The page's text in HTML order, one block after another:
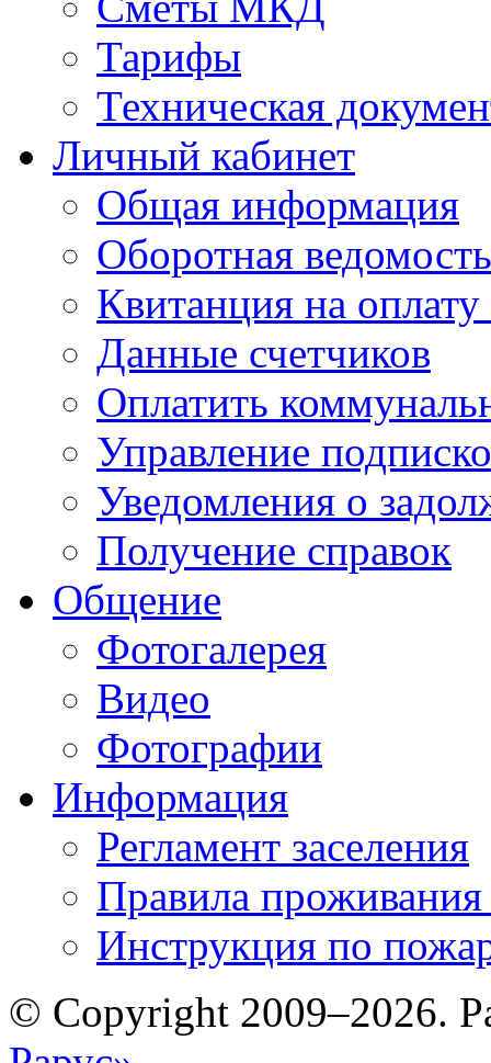
Тарифы
Техническая
Личный кабинет
Общая информация
Оборотная ведомость
Квитанция на
Данные счетчиков
Оплатить
Управление
Уведомления о
Получение справок
Общение
Фотогалерея
Видео
Фотографии
Информация
Регламент заселения
Правила
Инструкция по
© Copyright 2009–2026.